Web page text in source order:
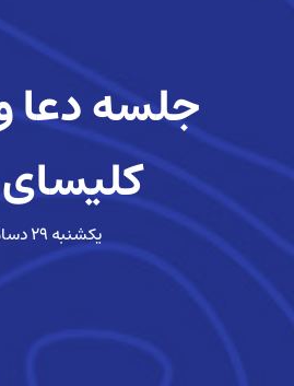
جلسه
یکشنبه ۲۹ دسامبر ۲۰۲۴